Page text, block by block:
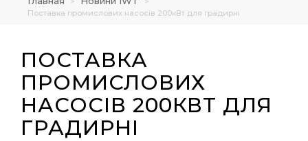
Поставка промислових насосів 200кВт для градирні
ПОСТАВКА
ПРОМИСЛОВИХ
НАСОСІВ 200КВТ ДЛЯ
ГРАДИРНІ